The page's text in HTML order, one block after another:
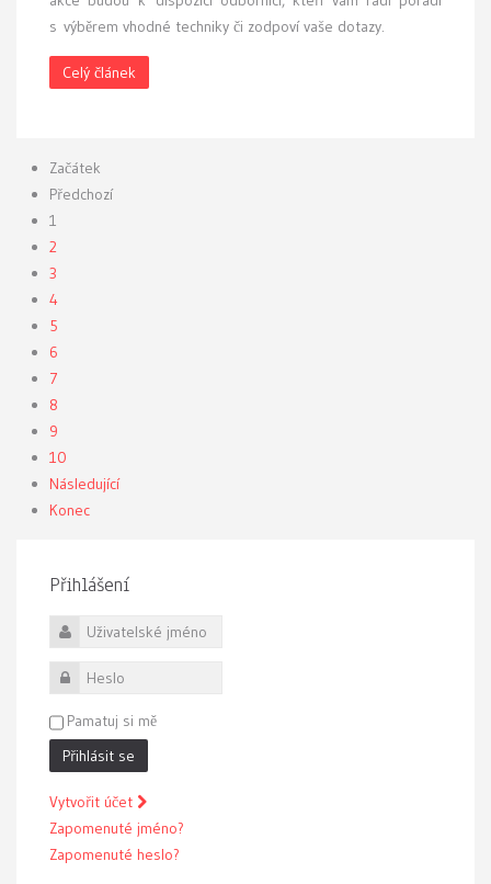
s výběrem vhodné techniky či zodpoví vaše dotazy.
Celý článek
Začátek
Předchozí
1
2
3
4
5
6
7
8
9
10
Následující
Konec
Přihlášení
Uživatelské jméno
Heslo
Pamatuj si mě
Přihlásit se
Vytvořit účet
Zapomenuté jméno?
Zapomenuté heslo?